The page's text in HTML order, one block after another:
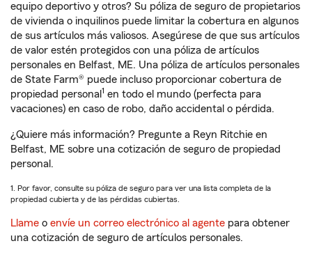
equipo deportivo y otros? Su póliza de seguro de propietarios
de vivienda o inquilinos puede limitar la cobertura en algunos
de sus artículos más valiosos. Asegúrese de que sus artículos
de valor estén protegidos con una póliza de artículos
personales en Belfast, ME. Una póliza de artículos personales
de State Farm® puede incluso proporcionar cobertura de
propiedad personal 1 en todo el mundo (perfecta para
vacaciones) en caso de robo, daño accidental o pérdida.
¿Quiere más información? Pregunte a Reyn Ritchie en
Belfast, ME sobre una cotización de seguro de propiedad
personal.
1. Por favor, consulte su póliza de seguro para ver una lista completa de la
propiedad cubierta y de las pérdidas cubiertas.
Llame o envíe un correo electrónico al agente para obtener
una cotización de seguro de artículos personales.